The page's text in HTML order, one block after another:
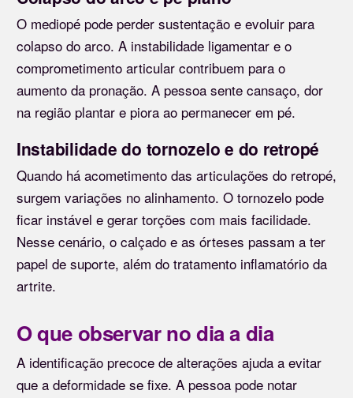
O mediopé pode perder sustentação e evoluir para
colapso do arco. A instabilidade ligamentar e o
comprometimento articular contribuem para o
aumento da pronação. A pessoa sente cansaço, dor
na região plantar e piora ao permanecer em pé.
Instabilidade do tornozelo e do retropé
Quando há acometimento das articulações do retropé,
surgem variações no alinhamento. O tornozelo pode
ficar instável e gerar torções com mais facilidade.
Nesse cenário, o calçado e as órteses passam a ter
papel de suporte, além do tratamento inflamatório da
artrite.
O que observar no dia a dia
A identificação precoce de alterações ajuda a evitar
que a deformidade se fixe. A pessoa pode notar